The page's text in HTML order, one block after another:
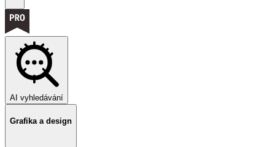
AI vyhledávání
Grafika a design